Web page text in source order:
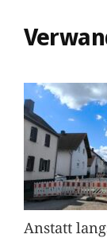
Anstatt